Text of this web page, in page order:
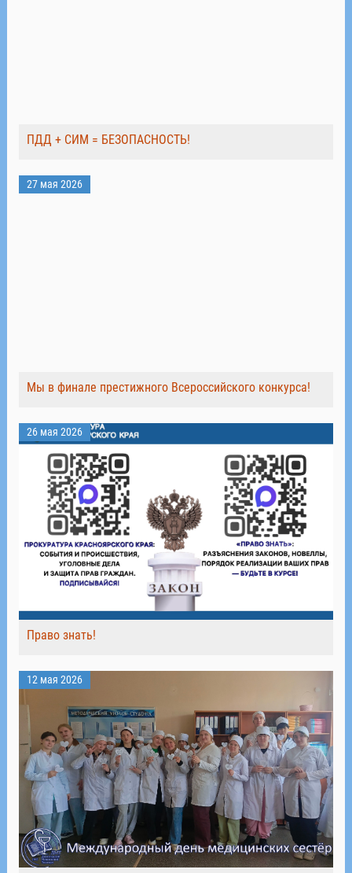
ПДД + СИМ = БЕЗОПАСНОСТЬ!
27 мая 2026
Мы в финале престижного Всероссийского конкурса!
26 мая 2026
Право знать!
12 мая 2026